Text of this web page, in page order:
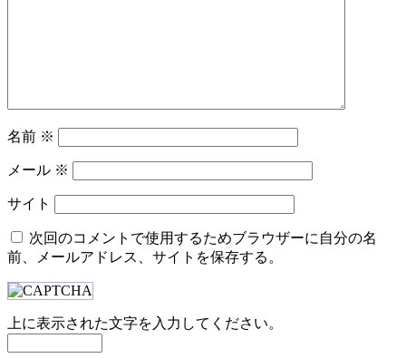
名前 ※
メール ※
サイト
次回のコメントで使用するためブラウザーに自分の名
前、メールアドレス、サイトを保存する。
上に表示された文字を入力してください。